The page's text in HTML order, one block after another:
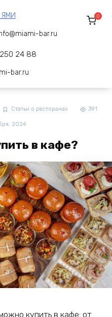
bar.ru
24 88
bar.ru
0
Статьи о ресторанах 391
2024
в кафе?
купить в кафе: от